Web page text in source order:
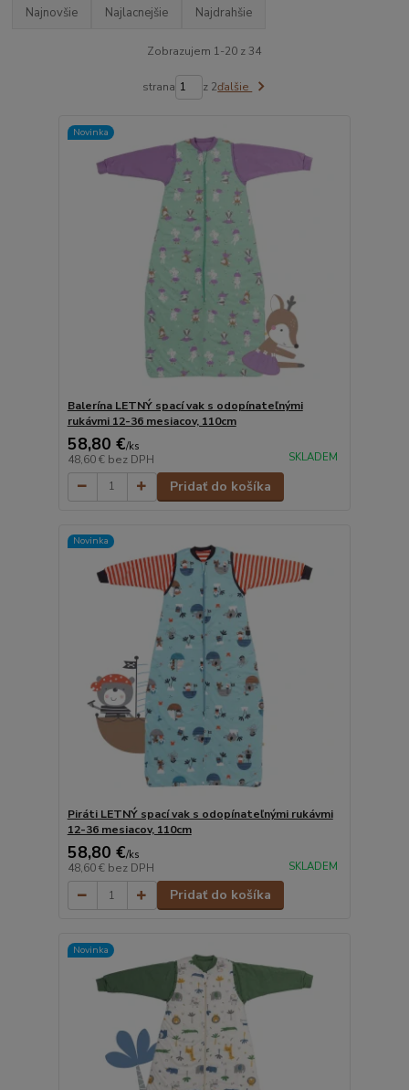
Najnovšie Najlacnejšie Najdrahšie
Zobrazujem 1-20 z 34
strana z 2ďalšie
Novinka
Balerína LETNÝ spací vak s odopínateľnými
rukávmi 12-36 mesiacov, 110cm
58,80 €/ks
48,60 € bez DPH SKLADEM
Pridať do košíka
Novinka
Piráti LETNÝ spací vak s odopínateľnými rukávmi
12-36 mesiacov, 110cm
58,80 €/ks
48,60 € bez DPH SKLADEM
Pridať do košíka
Novinka